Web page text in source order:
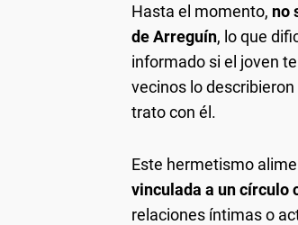
Hasta el momento, no
de Arreguín, lo que
informado si el joven
vecinos lo
trato con él.
Este hermetismo
vinculada a un círculo
relaciones íntimas o